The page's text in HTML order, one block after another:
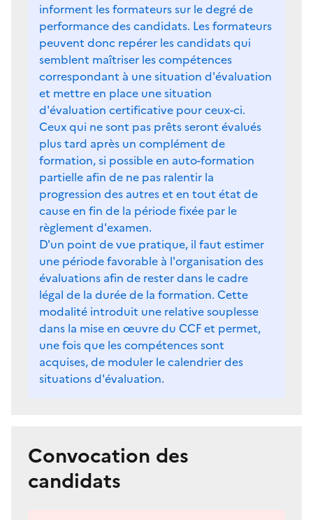
informent les formateurs sur le degré de
performance des candidats. Les formateurs
peuvent donc repérer les candidats qui
semblent maîtriser les compétences
correspondant à une situation d'évaluation
et mettre en place une situation
d'évaluation certificative pour ceux-ci.
Ceux qui ne sont pas prêts seront évalués
plus tard après un complément de
formation, si possible en auto-formation
partielle afin de ne pas ralentir la
progression des autres et en tout état de
cause en fin de la période fixée par le
règlement d'examen.
D'un point de vue pratique, il faut estimer
une période favorable à l'organisation des
évaluations afin de rester dans le cadre
légal de la durée de la formation. Cette
modalité introduit une relative souplesse
dans la mise en œuvre du CCF et permet,
une fois que les compétences sont
acquises, de moduler le calendrier des
situations d'évaluation.
Convocation des
candidats